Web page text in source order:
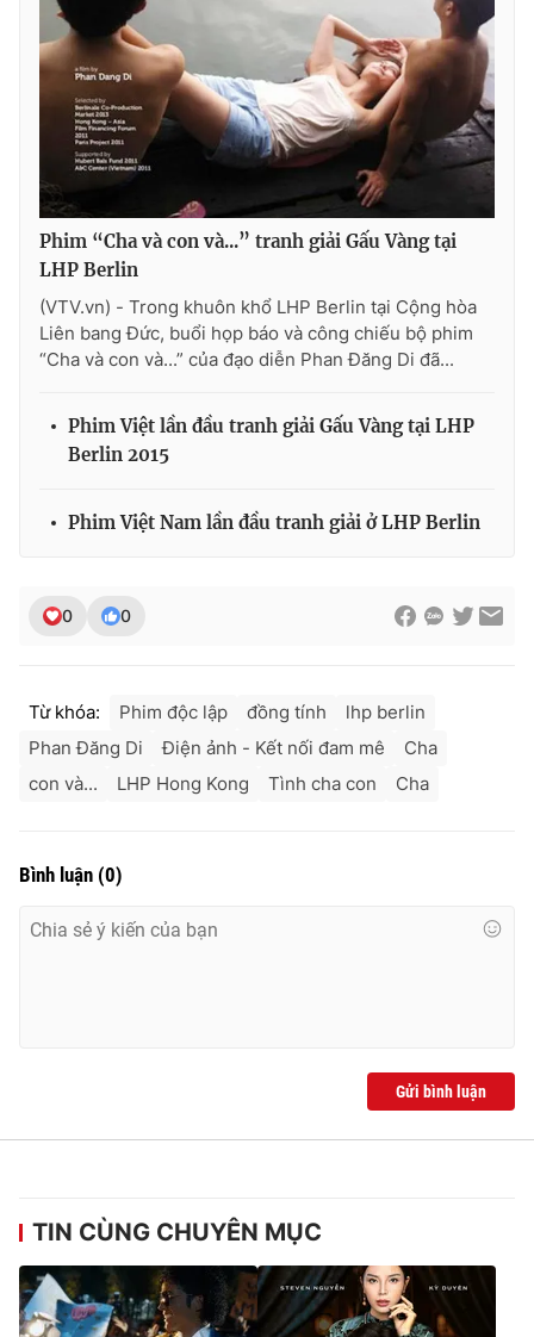
Phim “Cha và con và...” tranh giải Gấu Vàng tại
LHP Berlin
(VTV.vn) - Trong khuôn khổ LHP Berlin tại Cộng hòa
Liên bang Đức, buổi họp báo và công chiếu bộ phim
“Cha và con và...” của đạo diễn Phan Đăng Di đã...
Phim Việt lần đầu tranh giải Gấu Vàng tại LHP
Berlin 2015
Phim Việt Nam lần đầu tranh giải ở LHP Berlin
0 0
Từ khóa: Phim độc lập đồng tính
lhp berlin
Phan Đăng Di
Điện ảnh - Kết nối đam mê
Cha
con và...
LHP Hong Kong Tình cha con Cha
Bình luận (0)
Gửi bình luận
TIN CÙNG CHUYÊN MỤC